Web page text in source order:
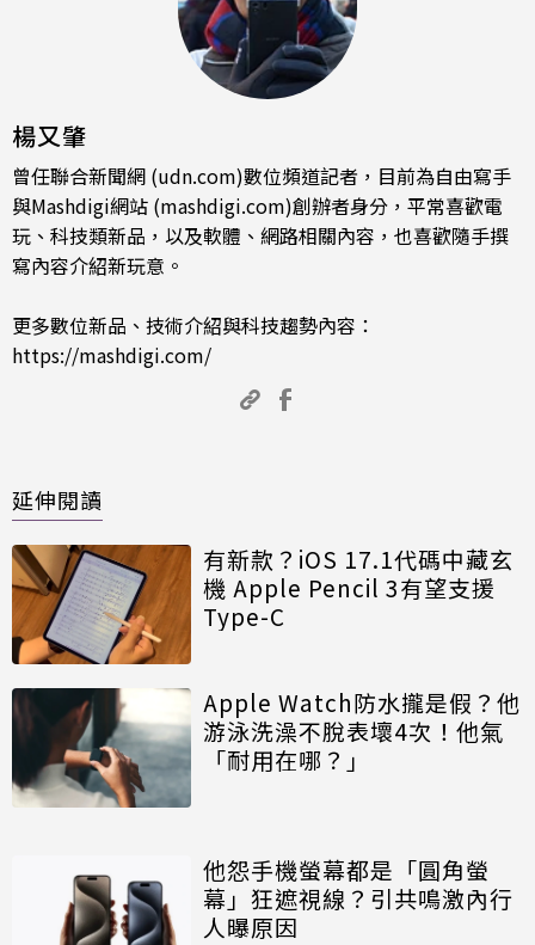
楊又肇
曾任聯合新聞網 (udn.com)數位頻道記者，目前為自由寫手
與Mashdigi網站 (mashdigi.com)創辦者身分，平常喜歡電
玩、科技類新品，以及軟體、網路相關內容，也喜歡隨手撰
寫內容介紹新玩意。
更多數位新品、技術介紹與科技趨勢內容：
https://mashdigi.com/
延伸閱讀
有新款？iOS 17.1代碼中藏玄
機 Apple Pencil 3有望支援
Type-C
Apple Watch防水攏是假？他
游泳洗澡不脫表壞4次！他氣
「耐用在哪？」
他怨手機螢幕都是「圓角螢
幕」狂遮視線？引共鳴激內行
人曝原因